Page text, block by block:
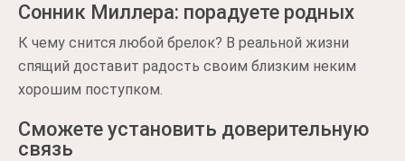
Сонник Миллера: порадуете родных
К чему снится любой брелок? В реальной жизни
спящий доставит радость своим близким неким
хорошим поступком.
Сможете установить доверительную
связь